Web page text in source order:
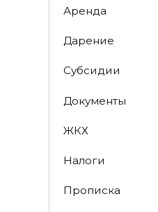
Аренда
Дарение
Субсидии
Документы
ЖКХ
Налоги
Прописка